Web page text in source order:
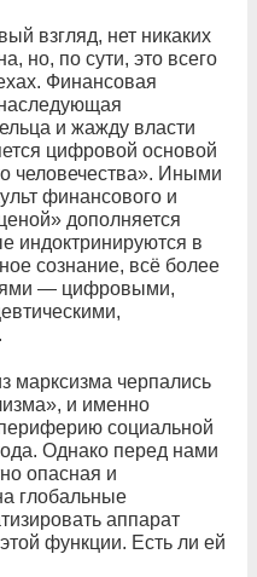
взгляд, нет никаких
но, по сути, это всего
Финансовая
и жажду власти
цифровой основой
человечества». Иными
финансового и
дополняется
индоктринируются в
сознание, всё более
— цифровыми,
марксизма черпались
и именно
социальной
Однако перед нами
опасная и
глобальные
аппарат
функции. Есть ли ей